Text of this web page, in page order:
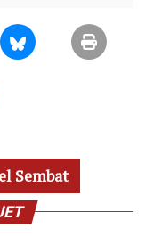
Sembat